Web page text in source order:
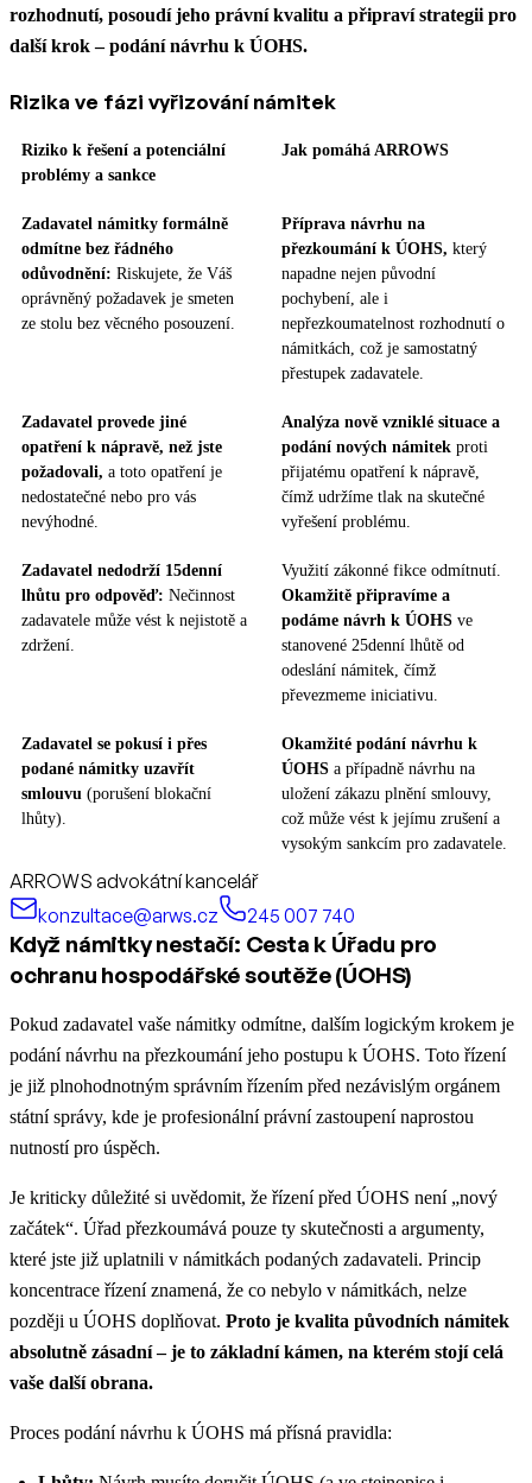
rozhodnutí, posoudí jeho právní kvalitu a připraví strategii pro
další krok – podání návrhu k ÚOHS.
Rizika ve fázi vyřizování námitek
Riziko k řešení a potenciální
problémy a sankce
Jak pomáhá ARROWS
Zadavatel námitky formálně
odmítne bez řádného
odůvodnění: Riskujete, že Váš
oprávněný požadavek je smeten
ze stolu bez věcného posouzení.
Příprava návrhu na
přezkoumání k ÚOHS, který
napadne nejen původní
pochybení, ale i
nepřezkoumatelnost rozhodnutí o
námitkách, což je samostatný
přestupek zadavatele.
Zadavatel provede jiné
opatření k nápravě, než jste
požadovali, a toto opatření je
nedostatečné nebo pro vás
nevýhodné.
Analýza nově vzniklé situace a
podání nových námitek proti
přijatému opatření k nápravě,
čímž udržíme tlak na skutečné
vyřešení problému.
Zadavatel nedodrží 15denní
lhůtu pro odpověď: Nečinnost
zadavatele může vést k nejistotě a
zdržení.
Využití zákonné fikce odmítnutí.
Okamžitě připravíme a
podáme návrh k ÚOHS ve
stanovené 25denní lhůtě od
odeslání námitek, čímž
převezmeme iniciativu.
Zadavatel se pokusí i přes
podané námitky uzavřít
smlouvu (porušení blokační
lhůty).
Okamžité podání návrhu k
ÚOHS a případně návrhu na
uložení zákazu plnění smlouvy,
což může vést k jejímu zrušení a
vysokým sankcím pro zadavatele.
ARROWS advokátní kancelář
konzultace@arws.cz
245 007 740
Když námitky nestačí: Cesta k Úřadu pro
ochranu hospodářské soutěže (ÚOHS)
Pokud zadavatel vaše námitky odmítne, dalším logickým krokem je
podání návrhu na přezkoumání jeho postupu k ÚOHS. Toto řízení
je již plnohodnotným správním řízením před nezávislým orgánem
státní správy, kde je profesionální právní zastoupení naprostou
nutností pro úspěch.
Je kriticky důležité si uvědomit, že řízení před ÚOHS není „nový
začátek“. Úřad přezkoumává pouze ty skutečnosti a argumenty,
které jste již uplatnili v námitkách podaných zadavateli. Princip
koncentrace řízení znamená, že co nebylo v námitkách, nelze
později u ÚOHS doplňovat. Proto je kvalita původních námitek
absolutně zásadní – je to základní kámen, na kterém stojí celá
vaše další obrana.
Proces podání návrhu k ÚOHS má přísná pravidla: